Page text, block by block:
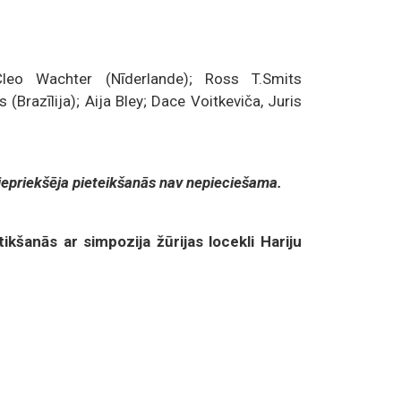
Wachter (Nīderlande); Ross T.Smits
(Brazīlija); Aija Bley; Dace Voitkeviča, Juris
pieteikšanās nav nepieciešama.
ar simpozija žūrijas locekli Hariju